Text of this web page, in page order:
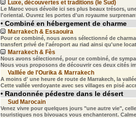
Luxe, découvertes et traditions (le Sud)
Le Maroc vous dévoile ici ses plus beaux trésors,
l'oriental. Ouvrez les portes d'un royaume
• Combiné en hébergement de charme
Marrakech & Essaouira
Pour ce combiné, nous avons sélectionné de
transfert privé de l'aéroport au riad ainsi qu'une
Marrakech & Fès
Nous avons sélectionné, pour ce combiné, de
Nous vous proposons de découvrir ces deux cités
Valllée de l'Ourika & Marrakech
A moins d' une heure de route de Marrakech, la
Cette vallée verdoyante avec ses villages en pisé
• Randonnée pédestre dans le désert
Sud Marocain
Venez vivre pour quelques jours "une autre vie",
touristiques nos bivouacs vous enchanteront.